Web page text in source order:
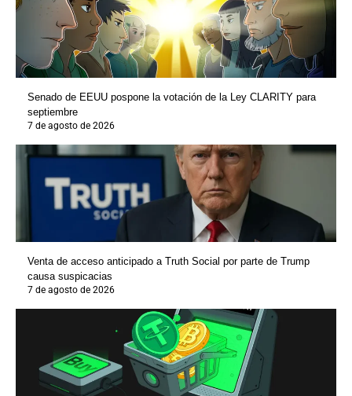
Senado de EEUU pospone la votación de la Ley CLARITY para
septiembre
7 de agosto de 2026
Venta de acceso anticipado a Truth Social por parte de Trump
causa suspicacias
7 de agosto de 2026